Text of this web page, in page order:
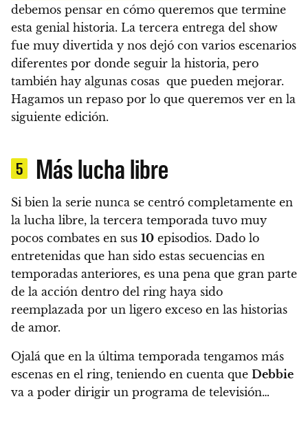
debemos pensar en cómo queremos que termine
esta genial historia. La tercera entrega del show
fue muy divertida y nos dejó con varios escenarios
diferentes por donde seguir la historia, pero
también hay algunas cosas que pueden mejorar.
Hagamos un repaso por lo que queremos ver en la
siguiente edición.
5 Más lucha libre
Si bien la serie nunca se centró completamente en
la lucha libre, la tercera temporada tuvo muy
pocos combates en sus 10 episodios. Dado lo
entretenidas que han sido estas secuencias en
temporadas anteriores, es una pena que gran parte
de la acción dentro del ring haya sido
reemplazada por un ligero exceso en las historias
de amor.
Ojalá que en la última temporada tengamos más
escenas en el ring, teniendo en cuenta que Debbie
va a poder dirigir un programa de televisión…